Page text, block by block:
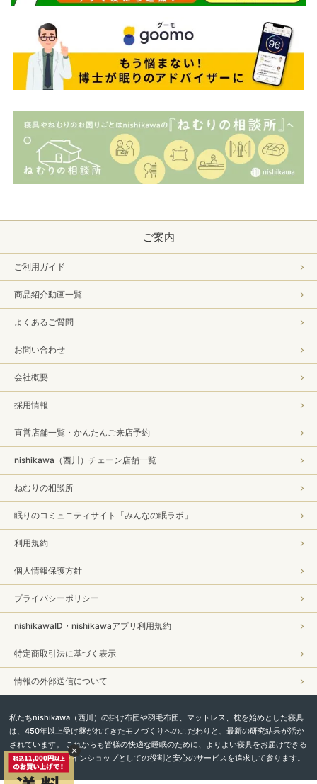
ご案内
ご利用ガイド
商品紹介動画一覧
よくあるご質問
お問い合わせ
会社概要
採用情報
直営店舗一覧・かんたんご来店予約
nishikawa（西川）チェーン店舗一覧
ねむりの相談所
眠りのコミュニティサイト「みんなの眠ラボ」
利用規約
個人情報保護方針
プライバシーポリシー
nishikawaID・nishikawaアプリ利用規約
特定商取引法に基づく表示
情報の外部送信について
私たちnishikawa（西川）の掛け布団や羽毛布団、マットレス、枕を始めとした寝具
は、450年以上受け継がれてきたモノづくりへのこだわりと、最新の研究結果が活か
されています。 これからも皆様の快適な睡眠のために、よりよい寝具をお届けできる
よう、直営オンラインショップとしての役割と安心のサービスを追求して参ります。